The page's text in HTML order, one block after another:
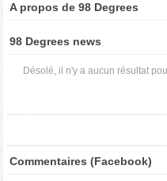
A propos de 98 Degrees
98 Degrees news
Désolé, il n'y a aucun résultat
Commentaires (Facebook)